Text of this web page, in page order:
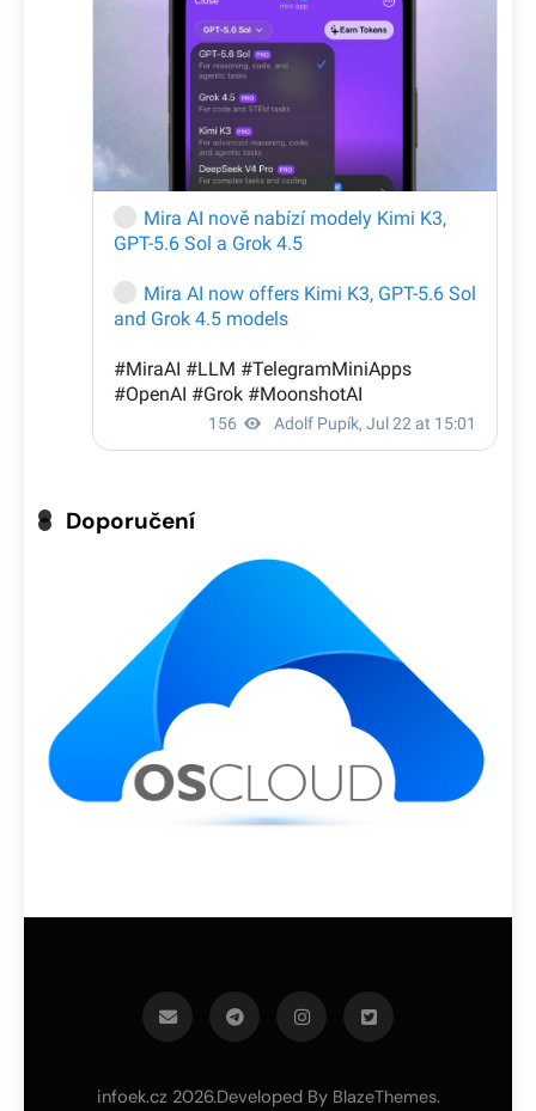
Doporučení
infoek.cz 2026.Developed By BlazeThemes.